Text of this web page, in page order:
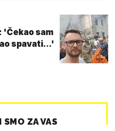
'Čekao sam
spavati...'